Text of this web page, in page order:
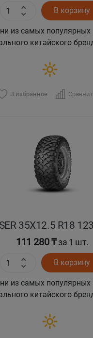
В корзину
из самых
китайского
В избранное
35X12.5 R18
111 280 ₸за 1 шт.
В корзину
из самых
китайского